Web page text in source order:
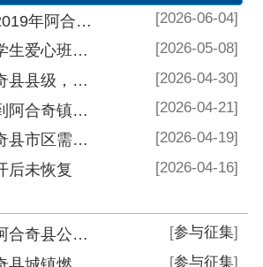
[参与征集
[参与征集
参与征集